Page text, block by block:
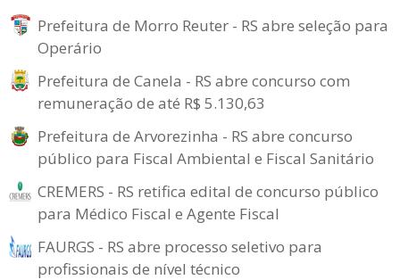
Prefeitura de Morro Reuter - RS abre seleção para
Operário
Prefeitura de Canela - RS abre concurso com
remuneração de até R$ 5.130,63
Prefeitura de Arvorezinha - RS abre concurso
público para Fiscal Ambiental e Fiscal Sanitário
CREMERS - RS retifica edital de concurso público
para Médico Fiscal e Agente Fiscal
FAURGS - RS abre processo seletivo para
profissionais de nível técnico